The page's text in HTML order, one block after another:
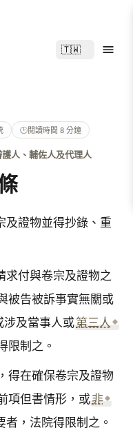
🇹🇼
🕑閱讀時間 8 分鐘
護人、輔佐人及代理人
及證物並得抄錄、重
求付與卷宗及證物之
被告被訴事實無關或
涉及當事人或第三人
限制之。
得在確保卷宗及證物
項但書情形，或非
者，法院得限制之。